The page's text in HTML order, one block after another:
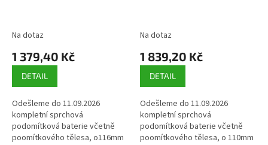
Na dotaz
1 379,40 Kč
DETAIL
Odešleme do 11.09.2026
kompletní sprchová
podomítková baterie včetně
poomítkového tělesa, o116mm
Na dotaz
1 839,20 Kč
DETAIL
Odešleme do 11.09.2026
kompletní sprchová
podomítková baterie včetně
poomítkového tělesa, o 110mm